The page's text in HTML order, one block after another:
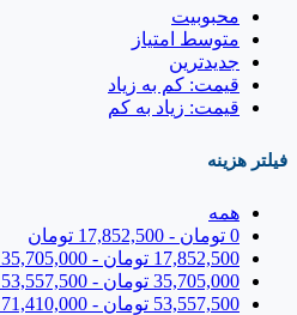
محبوبیت
متوسط امتیاز
جدیدترین
قیمت: کم به زیاد
قیمت: زیاد به کم
فیلتر هزینه
همه
0 تومان -
17,852,500 تومان
17,852,500 تومان -
35,705,000
35,705,000 تومان -
53,557,500
53,557,500 تومان -
71,410,000